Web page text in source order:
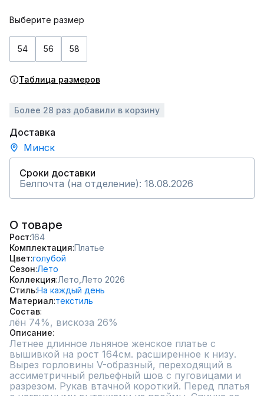
Выберите размер
54 56 58
Таблица размеров
Более 28 раз добавили в корзину
Доставка
Минск
Сроки доставки
Белпочта (на отделение): 18.08.2026
О товаре
Рост 164
Комплектация Платье
Цвет голубой
Сезон Лето
Коллекция Лето, Лето 2026
СтильНа каждый день
Материал текстиль
Состав
лён 74%, вискоза 26%
Описание
Летнее длинное льняное женское платье с
вышивкой на рост 164см. расширенное к низу.
Вырез горловины V-образный, переходящий в
ассиметричный рельефный шов с пуговицами и
разрезом. Рукав втачной короткий. Перед платья